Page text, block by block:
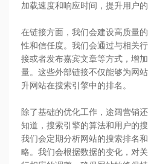
加载速度和响应时间，提升用户的
在链接方面，我们会建设高质量
性和信任度。我们会通过与相关
接或者发布嘉宾文章等方式，增
量。这些外部链接不仅能够为网
升网站在搜索引擎中的排名。
除了基础的优化工作，途阔营销
知道，搜索引擎的算法和用户的
我们会定期分析网站的搜索排名
略。我们会根据数据的变化，对